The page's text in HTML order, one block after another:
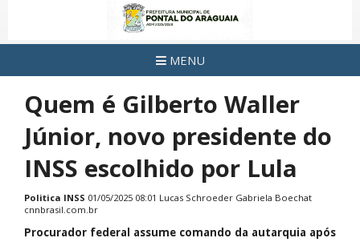
MENU
Quem é Gilberto Waller
Júnior, novo presidente do
INSS escolhido por Lula
Politica INSS 01/05/2025 08:01 Lucas Schroeder Gabriela Boechat
cnnbrasil.com.br
Procurador federal assume comando da autarquia após